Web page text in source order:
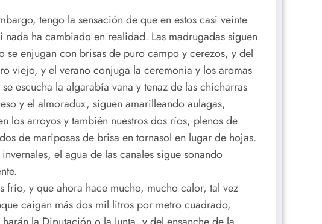
tengo la sensación de que en estos casi veinte
ha cambiado en realidad. Las madrugadas siguen
se enjugan con brisas de puro campo y cerezos, y del
viejo, y el verano conjuga la ceremonia y los aromas
escucha la algarabía vana y tenaz de las chicharras
y el almoradux, siguen amarilleando aulagas,
los arroyos y también nuestros dos ríos, plenos de
de mariposas de brisa en tornasol en lugar de hojas.
el agua de las canales sigue sonando
frío, y que ahora hace mucho, mucho calor, tal vez
caigan más dos mil litros por metro cuadrado,